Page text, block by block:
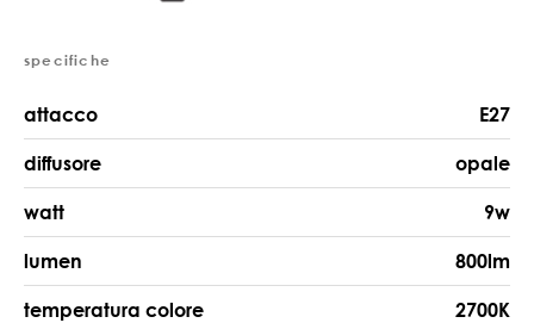
specifiche
attacco E27
diffusore opale
watt 9w
lumen 800lm
temperatura colore 2700K